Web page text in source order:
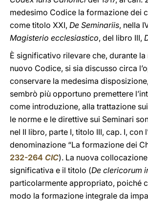
medesimo Codice la formazione dei
come titolo XXI, De Seminariis, nella
Magisterio ecclesiastico, del libro III,
È significativo rilevare che, durante
nuovo Codice, si sia discusso circa
conservare la medesima
sembrò più opportuno premettere
come introduzione, alla trattazione
le norme e le direttive sui Seminari
nel II libro, parte I, titolo III, cap. I, con
denominazione “La formazione dei
232-264 CIC). La nuova
significativa e il titolo (De clericorum
particolarmente appropriato, poiché
modo la formazione integrale da